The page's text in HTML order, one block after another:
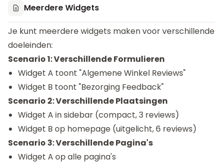
Meerdere Widgets
Je kunt meerdere widgets maken voor verschillende
doeleinden:
Scenario 1: Verschillende Formulieren
Widget A toont "Algemene Winkel Reviews"
Widget B toont "Bezorging Feedback"
Scenario 2: Verschillende Plaatsingen
Widget A in sidebar (compact, 3 reviews)
Widget B op homepage (uitgelicht, 6 reviews)
Scenario 3: Verschillende Pagina's
Widget A op alle pagina's